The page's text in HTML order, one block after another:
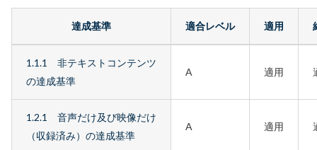
8341-
達成基準 適合レベル 適用
1.1.1 非テキストコンテンツ
の達成基準
A 適用
1.2.1 音声だけ及び映像だけ
（収録済み）の達成基準
A 適用